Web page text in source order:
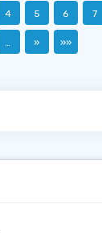
4 5 6 7
» »»